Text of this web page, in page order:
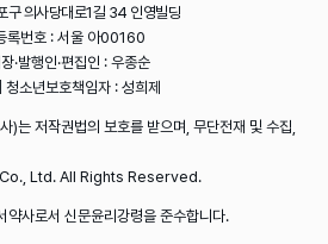
구 의사당대로1길 34 인영빌딩
번호 : 서울 아00160
발행인·편집인 : 우종순
소년보호책임자 : 성희제
)는 저작권법의 보호를 받으며, 무단전재 및 수집,
Ltd. All Rights Reserved.
약사로서 신문윤리강령을 준수합니다.